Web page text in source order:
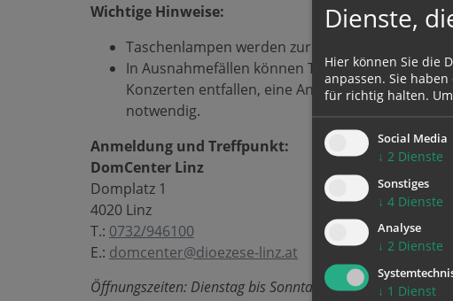
Wichtige Hinweise:
Taschenlampen werden zur Verfügung gestellt.
In Ausnahmefällen können Termine aufgrund
Konzerten entfallen, eine Anmeldung im
notwendig.
Anmeldung und Treffpunkt:
DomCenter Linz
Domplatz 1
4020 Linz
T.: 0732/946100
E.: domcenter@dioezese-linz.at
Öffnungszeiten: Dienstag bis Sonntag, 10.00 bis 18.00 Uhr
Dienste,
Hier können Sie die
anpassen. Sie
für richtig halten.
Social Media
↓ 2 Dienste
Sonstiges
↓ 4 Dienste
Analyse
↓ 2 Dienste
↓ 1 Dienst